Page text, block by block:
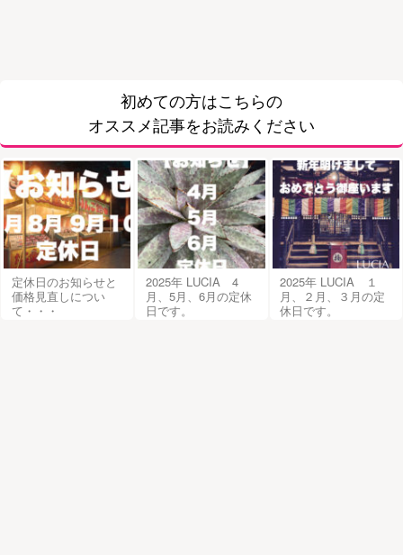
初めての方はこちらの
オススメ記事をお読みください
定休日のお知らせと
価格見直しについ
て・・・
2025年 LUCIA 4
月、5月、6月の定休
日です。
2025年 LUCIA １
月、２月、３月の定
休日です。